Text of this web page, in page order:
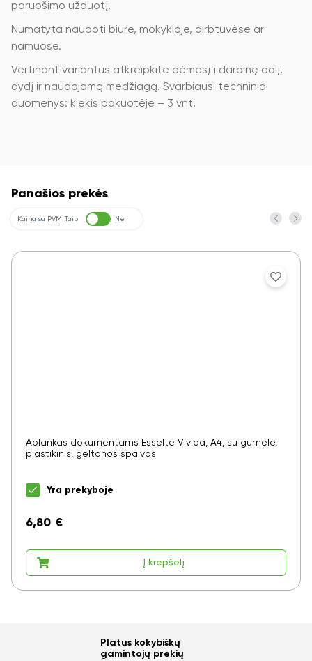
paruošimo užduotį.
Numatyta naudoti biure, mokykloje, dirbtuvėse ar
namuose.
Vertinant variantus atkreipkite dėmesį į darbinę dalį,
dydį ir naudojamą medžiagą. Svarbiausi techniniai
duomenys: kiekis pakuotėje – 3 vnt.
Panašios prekės
Kaina su PVM Taip Ne
Aplankas dokumentams Esselte Vivida, A4, su gumele,
plastikinis, geltonos spalvos
Yra prekyboje
6,80 €
Į krepšelį
Platus kokybiškų
gamintojų prekių